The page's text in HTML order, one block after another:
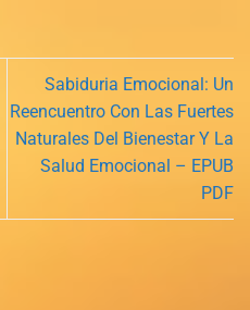
Sabiduria Emocional: Un
Reencuentro Con Las Fuertes
Naturales Del Bienestar Y La
Salud Emocional – EPUB
PDF